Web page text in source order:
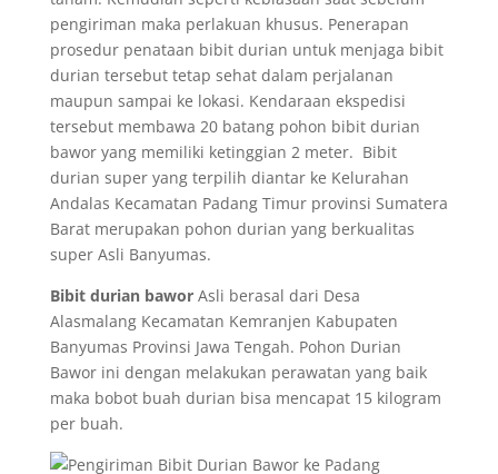
pengiriman maka perlakuan khusus. Penerapan
prosedur penataan bibit durian untuk menjaga bibit
durian tersebut tetap sehat dalam perjalanan
maupun sampai ke lokasi. Kendaraan ekspedisi
tersebut membawa 20 batang pohon bibit durian
bawor yang memiliki ketinggian 2 meter. Bibit
durian super yang terpilih diantar ke Kelurahan
Andalas Kecamatan Padang Timur provinsi Sumatera
Barat merupakan pohon durian yang berkualitas
super Asli Banyumas.
Bibit durian baworAsli berasal dari Desa
Alasmalang Kecamatan Kemranjen Kabupaten
Banyumas Provinsi Jawa Tengah. Pohon Durian
Bawor ini dengan melakukan perawatan yang baik
maka bobot buah durian bisa mencapat 15 kilogram
per buah.